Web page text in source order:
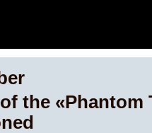
the «Phantom